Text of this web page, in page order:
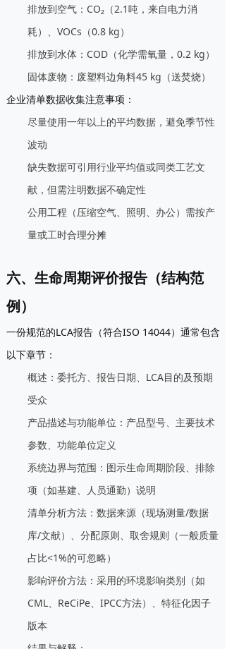
排放到空气：CO₂（2.1吨，来自电力消
耗）、VOCs（0.8 kg）
排放到水体：COD（化学需氧量，0.2 kg）
固体废物：废塑料边角料45 kg（送焚烧）
企业清单数据收集注意事项：
尽量使用一年以上的平均数据，避免季节性
波动
缺失数据可引用行业平均值或同类工艺文
献，但需注明数据不确定性
公用工程（压缩空气、照明、办公）需按产
量或工时合理分摊
六、生命周期评价报告（结构范
例）
一份规范的LCA报告（符合ISO 14044）通常包含
以下章节：
概述 ：委托方、报告日期、LCA目的及预期
受众
产品描述与功能单位 ：产品型号、主要技术
参数、功能单位定义
系统边界与范围 ：图示生命周期阶段、排除
项（如基建、人员通勤）说明
清单分析方法 ：数据来源（现场测量/数据
库/文献）、分配原则、取舍规则（一般质量
占比<1%的可忽略）
影响评价方法 ：采用的环境影响类别（如
CML、ReCiPe、IPCC方法）、特征化因子
版本